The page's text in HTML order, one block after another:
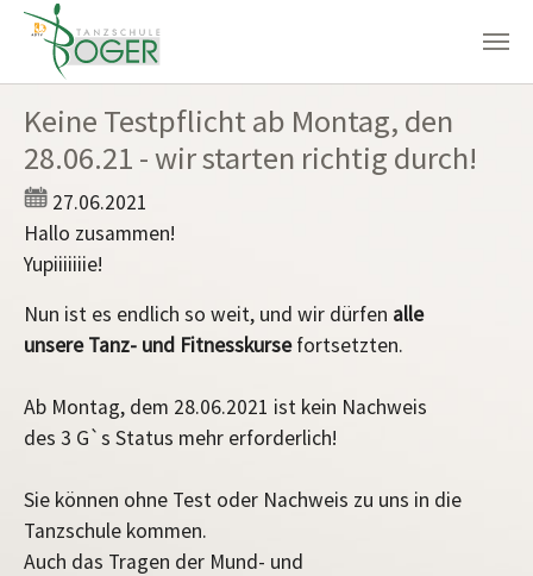
Keine Testpflicht ab Montag, den
28.06.21 - wir starten richtig durch!
27.06.2021
Hallo zusammen!
Yupiiiiiiie!
Nun ist es endlich so weit, und wir dürfen alle
unsere Tanz- und Fitnesskursefortsetzten.
Ab Montag, dem 28.06.2021 ist kein Nachweis
des 3 G`s Status mehr erforderlich!
Sie können ohne Test oder Nachweis zu uns in die
Tanzschule kommen.
Auch das Tragen der Mund- und